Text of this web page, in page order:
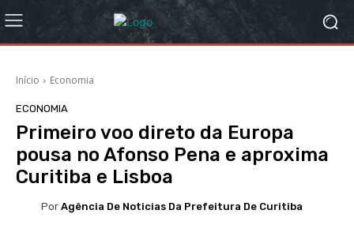
Início Economia
ECONOMIA
Primeiro voo direto da Europa
pousa no Afonso Pena e aproxima
Curitiba e Lisboa
Por Agência De Noticias Da Prefeitura De Curitiba